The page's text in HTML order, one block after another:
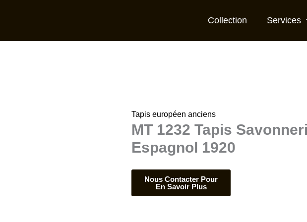
Collection Services
Tapis européen anciens
MT 1232 Tapis
Espagnol 1920